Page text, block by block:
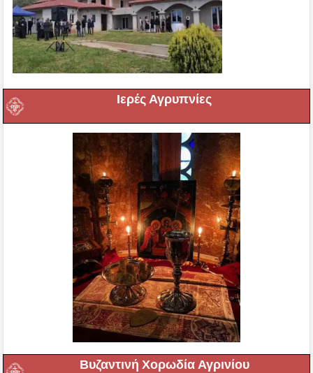
Ιερές Αγρυπνίες
Βυζαντινή Χορωδία Αγρινίου